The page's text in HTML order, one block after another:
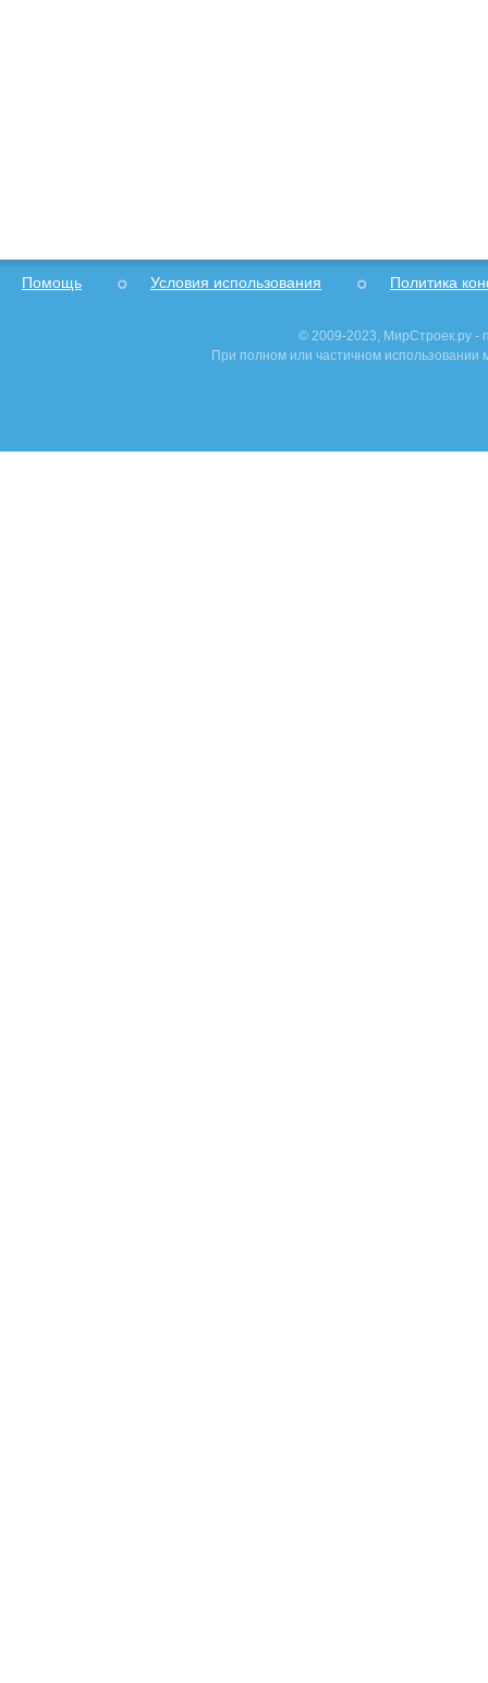
Помощь Условия использования Политика
© 2009-2023, МирСтроек.ру -
При полном или частичном использовании